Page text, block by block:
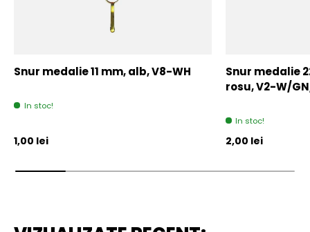
Snur medalie 11 mm, alb, V8-WH
In stoc!
Pret initial
1,00 lei
Snur medalie
rosu, V2-W/
In stoc!
Pret initial
2,00 lei